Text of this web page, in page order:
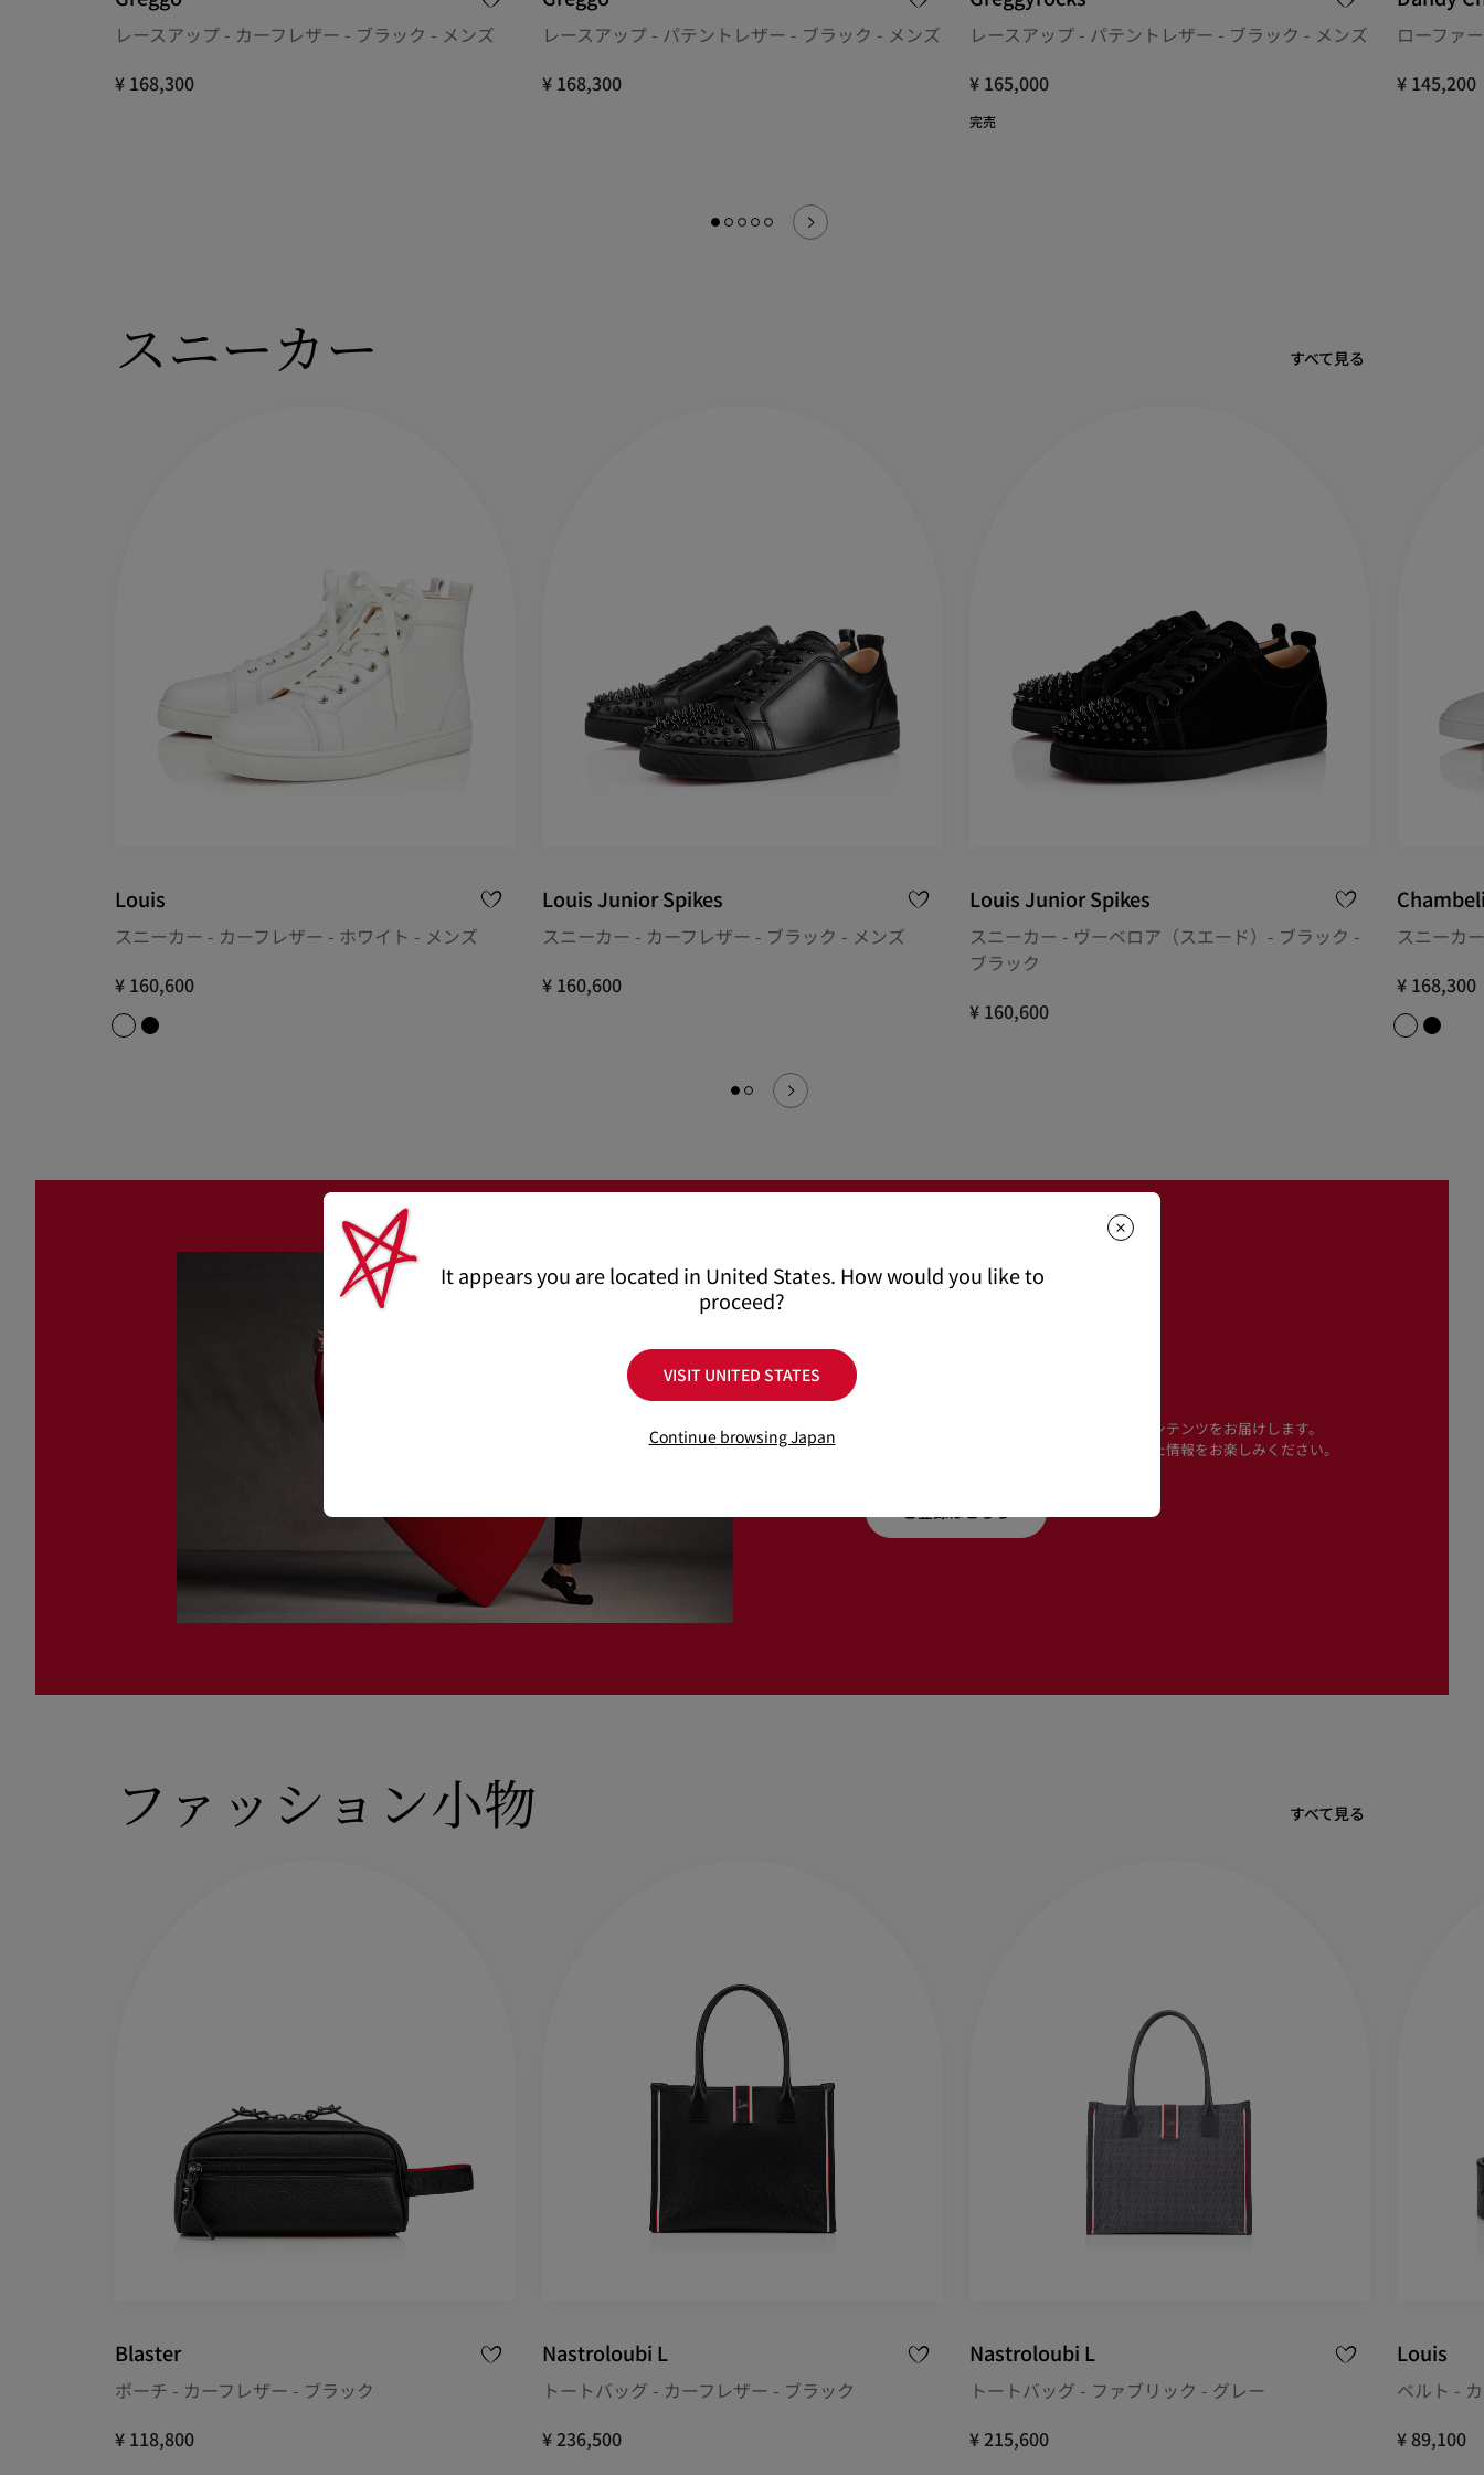
レースアップ - カーフレザー - ブラック - メンズ
¥ 168,300
レースアップ - パテントレザー - ブラック - メンズ
¥ 168,300
レースアップ - パテントレザー - ブラック - メンズ
¥ 165,000
完売
ローファ
¥ 145,200
スニーカー すべて見る
Louis
スニーカー - カーフレザー - ホワイト - メンズ
¥ 160,600
Louis Junior Spikes
スニーカー - カーフレザー - ブラック - メンズ
¥ 160,600
Louis Junior Spikes
スニーカー - ヴーベロア（スエード）- ブラック -
ブラック
¥ 160,600
スニーカ
¥ 168,300
インスピレーションを与えるウェディングコンテンツをお届けします。
下記にご登録いただき、パーソナライズされた情報をお楽しみください。
ファッション小物 すべて見る
Blaster
ポーチ - カーフレザー - ブラック
¥ 118,800
Nastroloubi L
トートバッグ - カーフレザー - ブラック
¥ 236,500
Nastroloubi L
トートバッグ - ファブリック - グレー
¥ 215,600
Louis
ベルト -
¥ 89,100
It appears you are located in United States. How would you like to
proceed?
VISIT UNITED STATES
Continue browsing Japan